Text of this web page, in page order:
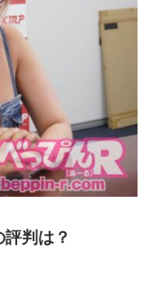
判は？